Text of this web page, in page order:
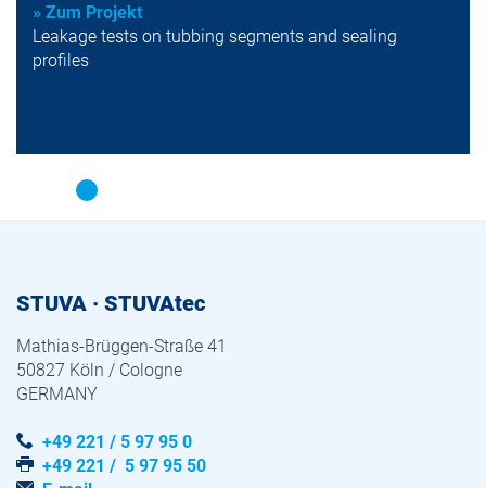
» Zum Projekt
Leakage tests on tubbing segments and sealing
profiles
STUVA · STUVAtec
Mathias-Brüggen-Straße 41
50827 Köln / Cologne
GERMANY
+49 221 / 5 97 95 0
+49 221 / 5 97 95 50